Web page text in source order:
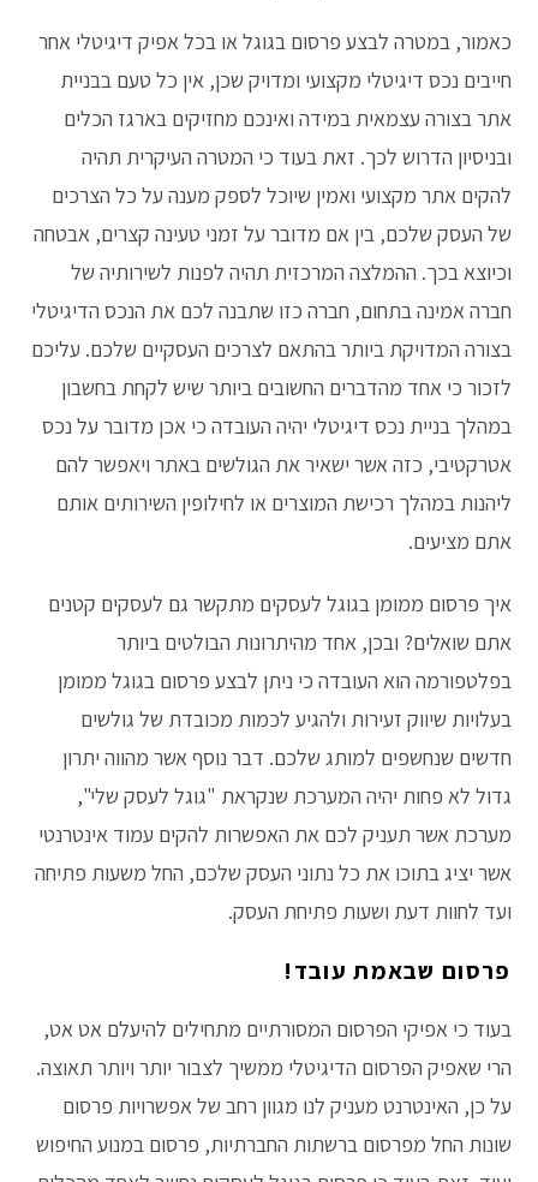
כאמור, במטרה לבצע פרסום בגוגל או בכל אפיק דיגיטלי אחר
חייבים נכס דיגיטלי מקצועי ומדויק שכן, אין כל טעם בבניית
אתר בצורה עצמאית במידה ואינכם מחזיקים בארגז הכלים
ובניסיון הדרוש לכך. זאת בעוד כי המטרה העיקרית תהיה
להקים אתר מקצועי ואמין שיוכל לספק מענה על כל הצרכים
של העסק שלכם, בין אם מדובר על זמני טעינה קצרים, אבטחה
וכיוצא בכך. ההמלצה המרכזית תהיה לפנות לשירותיה של
חברה אמינה בתחום, חברה כזו שתבנה לכם את הנכס הדיגיטלי
בצורה המדויקת ביותר בהתאם לצרכים העסקיים שלכם. עליכם
לזכור כי אחד מהדברים החשובים ביותר שיש לקחת בחשבון
במהלך בניית נכס דיגיטלי יהיה העובדה כי אכן מדובר על נכס
אטרקטיבי, כזה אשר ישאיר את הגולשים באתר ויאפשר להם
ליהנות במהלך רכישת המוצרים או לחילופין השירותים אותם
אתם מציעים.
איך פרסום ממומן בגוגל לעסקים מתקשר גם לעסקים קטנים
אתם שואלים? ובכן, אחד מהיתרונות הבולטים ביותר
בפלטפורמה הוא העובדה כי ניתן לבצע פרסום בגוגל ממומן
בעלויות שיווק זעירות ולהגיע לכמות מכובדת של גולשים
חדשים שנחשפים למותג שלכם. דבר נוסף אשר מהווה יתרון
גדול לא פחות יהיה המערכת שנקראת "גוגל לעסק שלי",
מערכת אשר תעניק לכם את האפשרות להקים עמוד אינטרנטי
אשר יציג בתוכו את כל נתוני העסק שלכם, החל משעות פתיחה
ועד לחוות דעת ושעות פתיחת העסק.
פרסום שבאמת עובד!
בעוד כי אפיקי הפרסום המסורתיים מתחילים להיעלם אט אט,
הרי שאפיק הפרסום הדיגיטלי ממשיך לצבור יותר ויותר תאוצה.
על כן, האינטרנט מעניק לנו מגוון רחב של אפשרויות פרסום
שונות החל מפרסום ברשתות החברתיות, פרסום במנוע החיפוש